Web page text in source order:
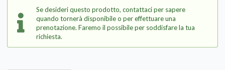
Se desideri questo prodotto, contattaci per sapere
quando tornerà disponibile o per effettuare una
prenotazione. Faremo il possibile per soddisfare la tua
richiesta.